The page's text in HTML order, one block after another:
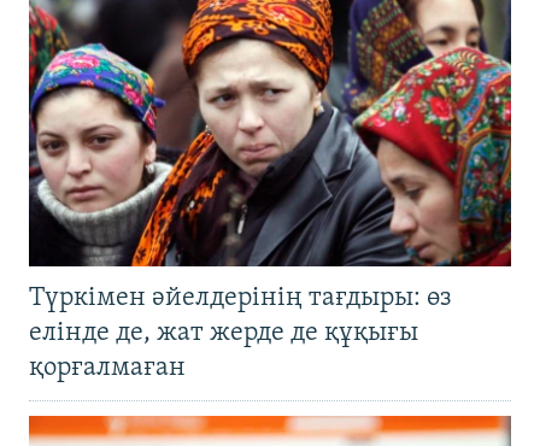
Түркімен әйелдерінің тағдыры: өз
елінде де, жат жерде де құқығы
қорғалмаған